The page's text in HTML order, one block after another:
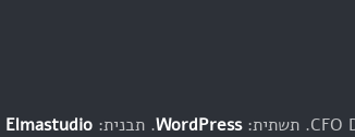
תשתית:WordPress תבנית: Baylys by Elmastudio